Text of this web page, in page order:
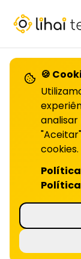
LiHai - Página
VOLTAR
clientes
NO
confiança
segurança
4
🍪
cookies.